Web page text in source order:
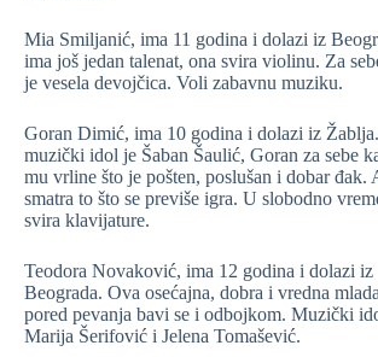
Mia Smiljanić, ima 11 godina i dolazi iz
ima još jedan talenat, ona svira violinu. Za
je vesela devojčica. Voli zabavnu muziku.
Goran Dimić, ima 10 godina i dolazi iz
muzički idol je Šaban Šaulić, Goran za sebe
mu vrline što je pošten, poslušan i dobar đak.
smatra to što se previše igra. U slobodno
svira klavijature.
Teodora Novaković, ima 12 godina i dolazi iz
Beograda. Ova osećajna, dobra i vredna
pored pevanja bavi se i odbojkom. Muzički
Marija Šerifović i Jelena Tomašević.